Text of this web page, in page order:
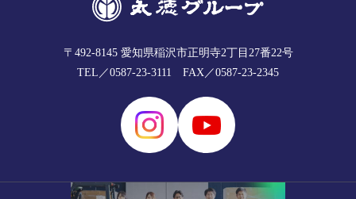
〒492-8145 愛知県稲沢市正明寺2丁目27番22号
TEL／0587-23-3111 FAX／0587-23-2345